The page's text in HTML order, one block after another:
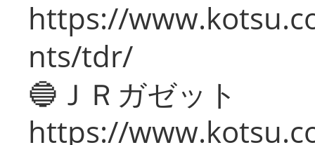
https://
nts/tdr/
🔵ＪＲガゼット
https://